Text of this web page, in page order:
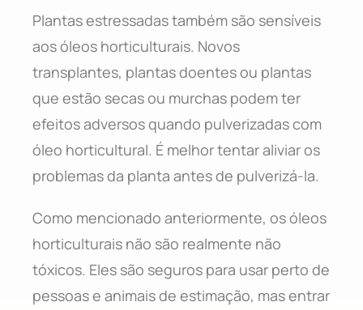
Plantas estressadas também são sensíveis
aos óleos horticulturais. Novos
transplantes, plantas doentes ou plantas
que estão secas ou murchas podem ter
efeitos adversos quando pulverizadas com
óleo horticultural. É melhor tentar aliviar os
problemas da planta antes de pulverizá-la.
Como mencionado anteriormente, os óleos
horticulturais não são realmente não
tóxicos. Eles são seguros para usar perto de
pessoas e animais de estimação, mas entrar